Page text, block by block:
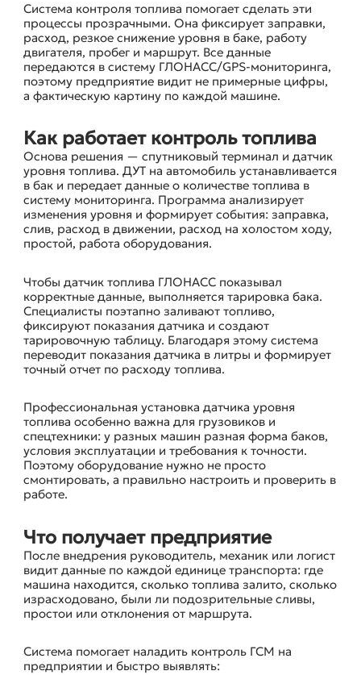
Система контроля топлива помогает сделать эти
процессы прозрачными. Она фиксирует заправки,
расход, резкое снижение уровня в баке, работу
двигателя, пробег и маршрут. Все данные
передаются в систему ГЛОНАСС/GPS-мониторинга,
поэтому предприятие видит не примерные цифры,
а фактическую картину по каждой машине.
Как работает контроль топлива
Основа решения — спутниковый терминал и датчик
уровня топлива. ДУТ на автомобиль устанавливается
в бак и передает данные о количестве топлива в
систему мониторинга. Программа анализирует
изменения уровня и формирует события: заправка,
слив, расход в движении, расход на холостом ходу,
простой, работа оборудования.
Чтобы датчик топлива ГЛОНАСС показывал
корректные данные, выполняется тарировка бака.
Специалисты поэтапно заливают топливо,
фиксируют показания датчика и создают
тарировочную таблицу. Благодаря этому система
переводит показания датчика в литры и формирует
точный отчет по расходу топлива.
Профессиональная установка датчика уровня
топлива особенно важна для грузовиков и
спецтехники: у разных машин разная форма баков,
условия эксплуатации и требования к точности.
Поэтому оборудование нужно не просто
смонтировать, а правильно настроить и проверить в
работе.
Что получает предприятие
После внедрения руководитель, механик или логист
видит данные по каждой единице транспорта: где
машина находится, сколько топлива залито, сколько
израсходовано, были ли подозрительные сливы,
простои или отклонения от маршрута.
Система помогает наладить контроль ГСМ на
предприятии и быстро выявлять: